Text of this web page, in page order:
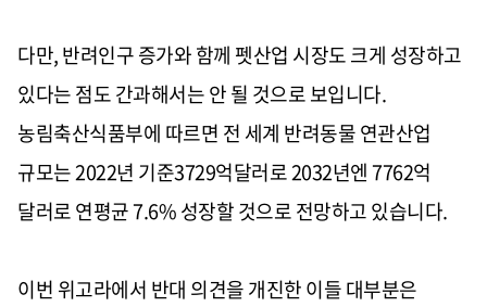
다만,반려인구 증가와 함께 펫산업 시장도 크게 성장하고
있다는 점도 간과해서는 안 될 것으로 보입니다.
농림축산식품부에 따르면 전 세계 반려동물 연관산업
규모는2022년 기준3729억달러로2032년엔7762억
달러로 연평균7.6%성장할 것으로 전망하고 있습니다.
이번 위고라에서 반대 의견을 개진한 이들 대부분은